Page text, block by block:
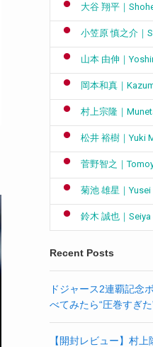
大谷 翔平｜
小笠原 慎之介｜
山本 由伸｜
岡本和真｜
村上宗隆｜
松井 裕樹｜Yuki
菅野智之｜
菊池 雄星｜
鈴木 誠也｜Seiya
Recent Posts
ドジャース2連覇記念
べてみたら“圧巻すぎた
【開封レビュー】村